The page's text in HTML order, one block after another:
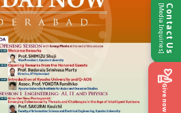
Contact Us
[Media Inquiries]
Give now